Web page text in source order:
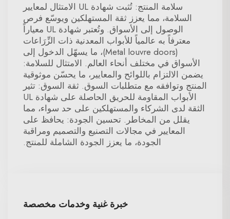
سلامة المنتج: تُثبت شهادة UL الامتثال لمعايير
السلامة، مما يعزز ثقة المستهلكين ويوسّع فرص
الوصول إلى الأسواق. وتُعتبر شهادة UL معياراً
معترفاً به عالمياً للأبواب المعدنية ذات الزِّرَاعات
(Metal louvre doors)، ما يسهّل الدخول إلى
الأسواق في مختلف أنحاء العالم. الامتثال للسلامة:
يضمن الالتزام باللوائح والمعايير، ما يحسّن موثوقية
المنتج وتوافقه مع متطلبات السوق. ثقة السوق: تثير
الأبواب المقاومة للحريق الحاصلة على شهادة UL
الثقة لدى الشركاء والمستهلكين على حد سواء، مما
يقلل من المخاطر. تحسين الجودة: يحافظ على
المعايير في مجالات التصنيع والتصميم ومراقبة
الجودة، ما يعزز الجودة الشاملة للمنتج.
خبرة غنية وخدمات مخصصة